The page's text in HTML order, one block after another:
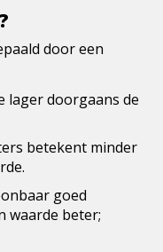
door een
lager doorgaans de
betekent minder
goed
waarde beter;